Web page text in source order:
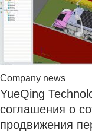
Company news
YueQing
соглашения о
продвижения